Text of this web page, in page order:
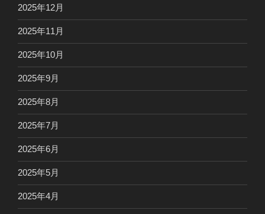
2025年12月
2025年11月
2025年10月
2025年9月
2025年8月
2025年7月
2025年6月
2025年5月
2025年4月